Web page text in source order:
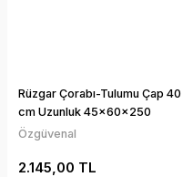
Rüzgar Çorabı-Tulumu Çap 40
cm Uzunluk 45x60x250
Özgüvenal
2.145,00 TL